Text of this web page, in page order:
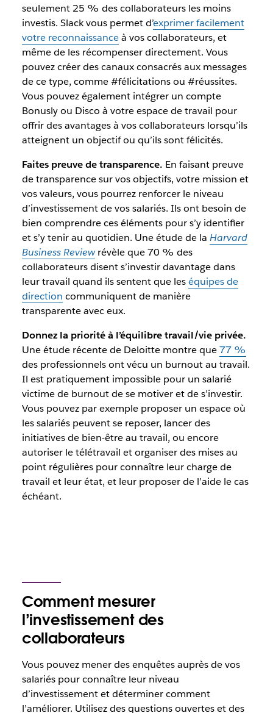
seulement 25 % des collaborateurs les moins
investis. Slack vous permet d’exprimer facilement
votre reconnaissanceà vos collaborateurs, et
même de les récompenser directement. Vous
pouvez créer des canaux consacrés aux messages
de ce type, comme #félicitations ou #réussites.
Vous pouvez également intégrer un compte
Bonusly ou Disco à votre espace de travail pour
offrir des avantages à vos collaborateurs lorsqu’ils
atteignent un objectif ou qu’ils sont félicités.
Faites preuve de transparence. En faisant preuve
de transparence sur vos objectifs, votre mission et
vos valeurs, vous pourrez renforcer le niveau
d’investissement de vos salariés. Ils ont besoin de
bien comprendre ces éléments pour s’y identifier
et s’y tenir au quotidien. Une étude de la Harvard
Business Reviewrévèle que 70 % des
collaborateurs disent s’investir davantage dans
leur travail quand ils sentent que leséquipes de
direction communiquent de manière
transparente avec eux.
Donnez la priorité à l’équilibre travail/vie privée.
Une étude récente de Deloitte montre que77 %
des professionnels ont vécu un burnout au travail.
Il est pratiquement impossible pour un salarié
victime de burnout de se motiver et de s’investir.
Vous pouvez par exemple proposer un espace où
les salariés peuvent se reposer, lancer des
initiatives de bien-être au travail, ou encore
autoriser le télétravail et organiser des mises au
point régulières pour connaître leur charge de
travail et leur état, et leur proposer de l’aide le cas
échéant.
Comment mesurer
l’investissement des
collaborateurs
Vous pouvez mener des enquêtes auprès de vos
salariés pour connaître leur niveau
d’investissement et déterminer comment
l’améliorer. Utilisez des questions ouvertes et des